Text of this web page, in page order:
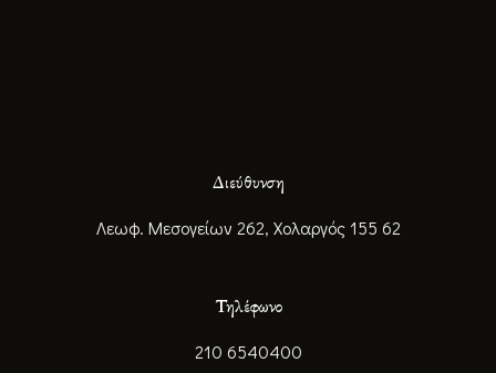
Διεύθυνση
Λεωφ. Μεσογείων 262, Χολαργός 155 62
Τηλέφωνο
210 6540400